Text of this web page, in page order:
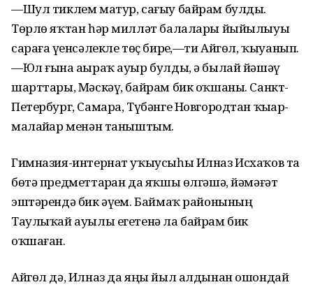
—Шул тиклем матур, сағыу байрам булды.
Төрлө яҡтан һәр милләт балалары йыйылыуы
сараға үҙенсәлекле төҫ бирҙе,—ти Айгөл, ҡыуанып.
—Юл ғына аҙыраҡ ауыр булды, ә былай йәшәү
шарттары, Мәскәү, байрам бик оҡшаны. Санкт-
Петербург, Самара, Түбәнге Новгородтан ҡыҙҙар-
малайҙар менән таныштым.
Гимназия-интернат уҡыусыһы Илназ Исхаҡов та
бөтә предметтарҙан да яҡшы өлгәшә, йәмәғәт
эштәрендә бик әүҙем. Баймаҡ районының
Таулыҡай ауылы егетенә ла байрам бик
оҡшаған.
Айгөл дә, Илназ да яңы йыл алдынан ошондай